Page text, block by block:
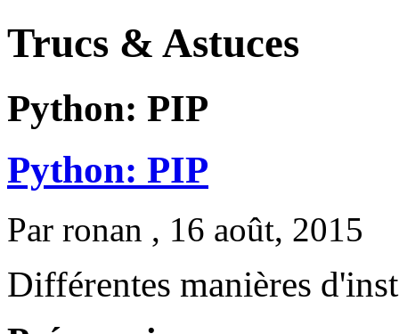
Trucs & Astuces
Python: PIP
Python: PIP
Par ronan , 16 août, 2015
Différentes manières